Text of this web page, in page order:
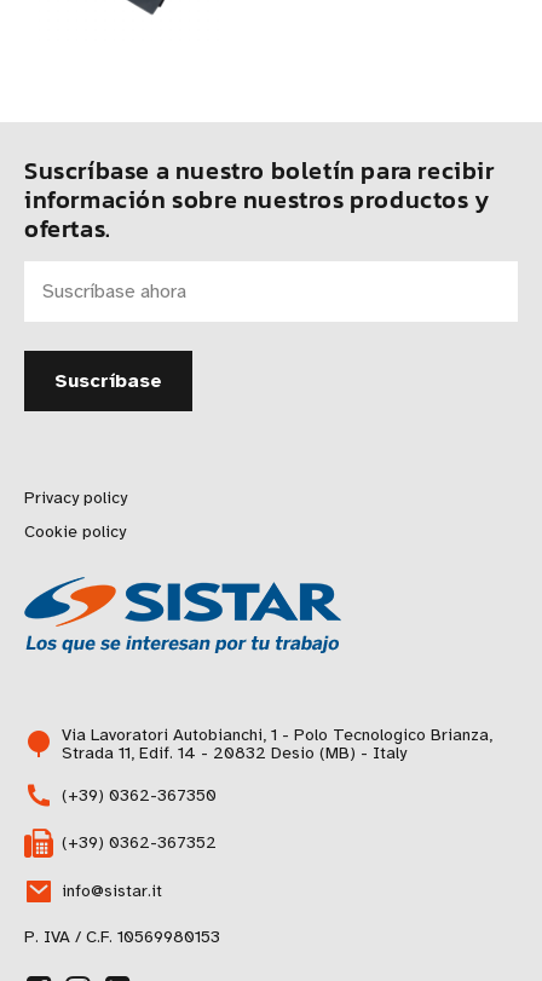
Suscríbase a nuestro boletín para recibir
información sobre nuestros productos y
ofertas.
Privacy policy
Cookie policy
Via Lavoratori Autobianchi, 1 - Polo Tecnologico Brianza,
Strada 11, Edif. 14 - 20832 Desio (MB) - Italy
(+39) 0362-367350
(+39) 0362-367352
info@sistar.it
P. IVA / C.F. 10569980153